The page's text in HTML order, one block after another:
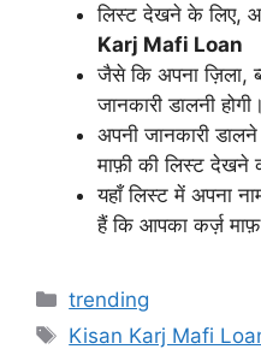
लिस्ट देखने के लिए,
Karj Mafi Loan
जैसे कि अपना ज़िला,
जानकारी डालनी होगी।
अपनी जानकारी
माफ़ी की लिस्ट देखने
यहाँ लिस्ट में अपना
हैं कि आपका कर्ज़
Categories
trending
Tags
Kisan Karj Mafi